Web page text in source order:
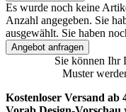
Es wurde noch keine
Anzahl angegeben. Sie
ausgewählt. Sie haben
Angebot anfragen
Sie können Ihr
Muster
Kostenloser Versand ab